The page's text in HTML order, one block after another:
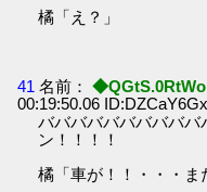
橘「え？」
41 名前： ◆QGtS.0RtWo
00:19:50.06
ババババババババババ
ン！！！！
橘「車が！！・・・ま